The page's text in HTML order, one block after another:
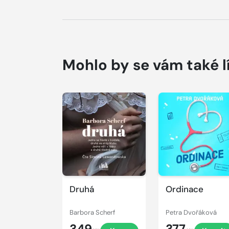
Mohlo by se vám také
Druhá
Barbora Scherf
Přehrát
ukázku
Ordinace
Petra Dvořáková
Přehrát
ukázku